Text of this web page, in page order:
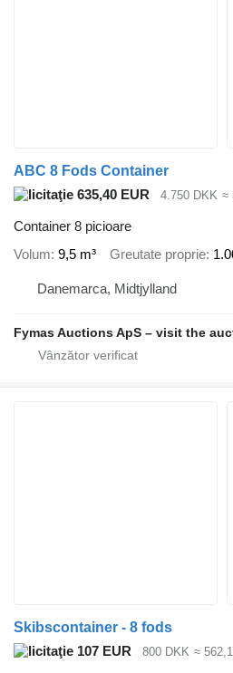
ABC 8 Fods Container
635,40 EUR
4.750 DKK ≈
Container 8 picioare
Volum 9,5 m³ Greutate proprie
Danemarca, Midtjylland
Skibscontainer - 8 fods
107 EUR
800 DKK ≈